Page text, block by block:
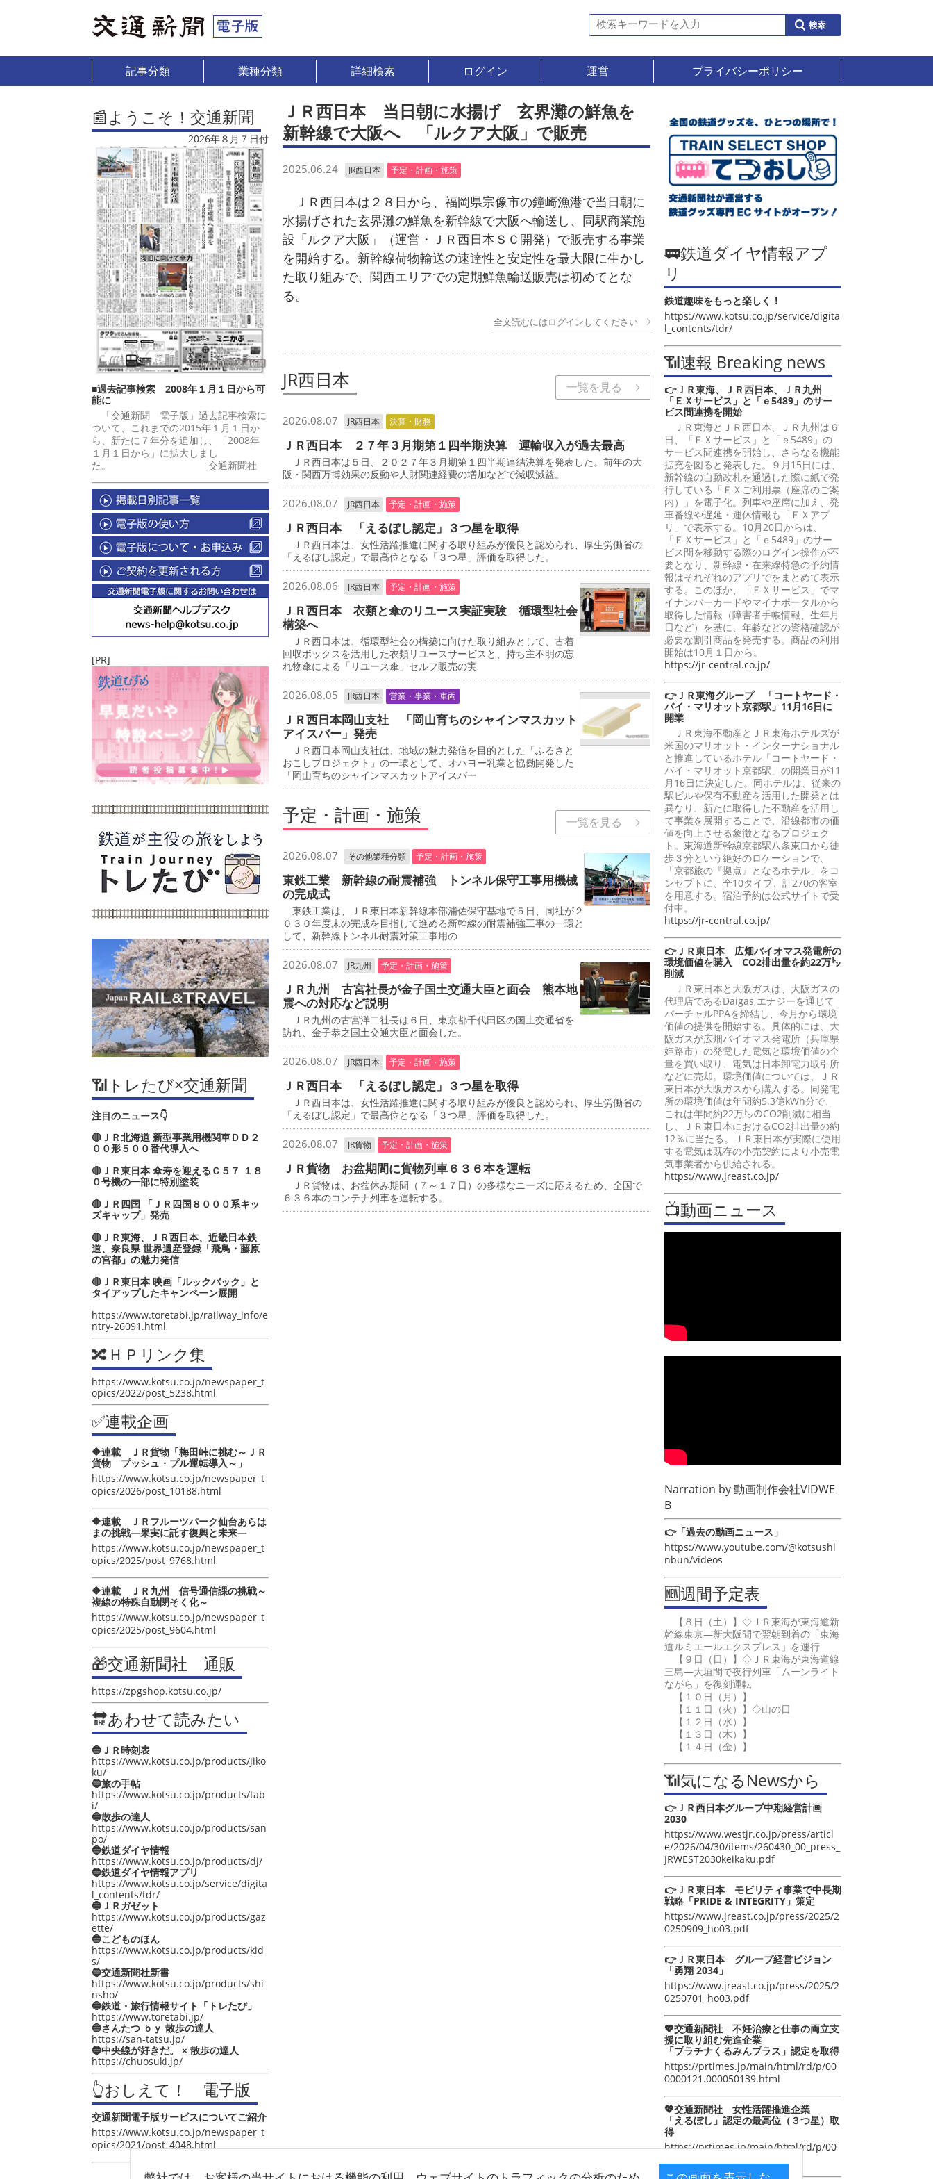
記事分類 業種分類 詳細検索 ログイン 運営 プライバシーポリシー
📰ようこそ！交通新聞
2026年８月７日付
■過去記事検索 2008年１月１日から可
能に
「交通新聞 電子版」過去記事検索に
ついて、これまでの2015年１月１日か
ら、新たに７年分を追加し、「2008年
１月１日から」に拡大しまし
た。 交通新聞社
[PR]
📶トレたび×交通新聞
注目のニュース👇
🔴ＪＲ北海道 新型事業用機関車ＤＤ２
００形５００番代導入へ
🔴ＪＲ東日本 傘寿を迎えるＣ５７ １８
０号機の一部に特別塗装
🔴ＪＲ四国 「ＪＲ四国８０００系キッ
ズキャップ」発売
🔴ＪＲ東海、ＪＲ西日本、近畿日本鉄
道、奈良県 世界遺産登録「飛鳥・藤原
の宮都」の魅力発信
🔴ＪＲ東日本 映画「ルックバック」と
タイアップしたキャンペーン展開
https://www.toretabi.jp/railway_info/e
ntry-26091.html
🔀ＨＰリンク集
https://www.kotsu.co.jp/newspaper_t
opics/2022/post_5238.html
✅連載企画
🔶連載 ＪＲ貨物「梅田峠に挑む～ＪＲ
貨物 プッシュ・プル運転導入～」
https://www.kotsu.co.jp/newspaper_t
opics/2026/post_10188.html
🔶連載 ＪＲフルーツパーク仙台あらは
まの挑戦―果実に託す復興と未来―
https://www.kotsu.co.jp/newspaper_t
opics/2025/post_9768.html
🔶連載 ＪＲ九州 信号通信課の挑戦～
複線の特殊自動閉そく化～
https://www.kotsu.co.jp/newspaper_t
opics/2025/post_9604.html
🎁交通新聞社 通販
https://zpgshop.kotsu.co.jp/
🔛あわせて読みたい
🔵ＪＲ時刻表
https://www.kotsu.co.jp/products/jiko
ku/
🔵旅の手帖
https://www.kotsu.co.jp/products/tab
i/
🔵散歩の達人
https://www.kotsu.co.jp/products/san
po/
🔵鉄道ダイヤ情報
https://www.kotsu.co.jp/products/dj/
🔵鉄道ダイヤ情報アプリ
https://www.kotsu.co.jp/service/digita
l_contents/tdr/
🔵ＪＲガゼット
https://www.kotsu.co.jp/products/gaz
ette/
🔵こどものほん
https://www.kotsu.co.jp/products/kid
s/
🔵交通新聞社新書
https://www.kotsu.co.jp/products/shi
nsho/
🔵鉄道・旅行情報サイト「トレたび」
https://www.toretabi.jp/
🔵さんたつ ｂｙ 散歩の達人
https://san-tatsu.jp/
🔵中央線が好きだ。 × 散歩の達人
https://chuosuki.jp/
👆おしえて！ 電子版
交通新聞電子版サービスについてご紹介
https://www.kotsu.co.jp/newspaper_t
opics/2021/post_4048.html
ＪＲ西日本 当日朝に水揚げ 玄界灘の鮮魚を
新幹線で大阪へ 「ルクア大阪」で販売
2025.06.24 JR西日本 予定・計画・施策
ＪＲ西日本は２８日から、福岡県宗像市の鐘崎漁港で当日朝に
水揚げされた玄界灘の鮮魚を新幹線で大阪へ輸送し、同駅商業施
設「ルクア大阪」（運営・ＪＲ西日本ＳＣ開発）で販売する事業
を開始する。新幹線荷物輸送の速達性と安定性を最大限に生かし
た取り組みで、関西エリアでの定期鮮魚輸送販売は初めてとな
る。
全文読むにはログインしてください
JR西日本 一覧を見る
2026.08.07 JR西日本 決算・財務
ＪＲ西日本 ２７年３月期第１四半期決算 運輸収入が過去最高
ＪＲ西日本は５日、２０２７年３月期第１四半期連結決算を発表した。前年の大
阪・関西万博効果の反動や人財関連経費の増加などで減収減益。
2026.08.07 JR西日本 予定・計画・施策
ＪＲ西日本 「えるぼし認定」３つ星を取得
ＪＲ西日本は、女性活躍推進に関する取り組みが優良と認められ、厚生労働省の
「えるぼし認定」で最高位となる「３つ星」評価を取得した。
2026.08.06 JR西日本 予定・計画・施策
ＪＲ西日本 衣類と傘のリユース実証実験 循環型社会
構築へ
ＪＲ西日本は、循環型社会の構築に向けた取り組みとして、古着
回収ボックスを活用した衣類リユースサービスと、持ち主不明の忘
れ物傘による「リユース傘」セルフ販売の実
2026.08.05 JR西日本 営業・事業・車両
ＪＲ西日本岡山支社 「岡山育ちのシャインマスカット
アイスバー」発売
ＪＲ西日本岡山支社は、地域の魅力発信を目的とした「ふるさと
おこしプロジェクト」の一環として、オハヨー乳業と協働開発した
「岡山育ちのシャインマスカットアイスバー
予定・計画・施策 一覧を見る
2026.08.07 その他業種分類 予定・計画・施策
東鉄工業 新幹線の耐震補強 トンネル保守工事用機械
の完成式
東鉄工業は、ＪＲ東日本新幹線本部浦佐保守基地で５日、同社が２
０３０年度末の完成を目指して進める新幹線の耐震補強工事の一環と
して、新幹線トンネル耐震対策工事用の
2026.08.07 JR九州 予定・計画・施策
ＪＲ九州 古宮社長が金子国土交通大臣と面会 熊本地
震への対応など説明
ＪＲ九州の古宮洋二社長は６日、東京都千代田区の国土交通省を
訪れ、金子恭之国土交通大臣と面会した。
2026.08.07 JR西日本 予定・計画・施策
ＪＲ西日本 「えるぼし認定」３つ星を取得
ＪＲ西日本は、女性活躍推進に関する取り組みが優良と認められ、厚生労働省の
「えるぼし認定」で最高位となる「３つ星」評価を取得した。
2026.08.07 JR貨物 予定・計画・施策
ＪＲ貨物 お盆期間に貨物列車６３６本を運転
ＪＲ貨物は、お盆休み期間（７～１７日）の多様なニーズに応えるため、全国で
６３６本のコンテナ列車を運転する。
🚃鉄道ダイヤ情報アプ
リ
鉄道趣味をもっと楽しく！
https://www.kotsu.co.jp/service/digita
l_contents/tdr/
📶速報 Breaking news
👉ＪＲ東海、ＪＲ西日本、ＪＲ九州
「ＥＸサービス」と「ｅ5489」のサー
ビス間連携を開始
ＪＲ東海とＪＲ西日本、ＪＲ九州は６
日、「ＥＸサービス」と「ｅ5489」の
サービス間連携を開始し、さらなる機能
拡充を図ると発表した。９月15日には、
新幹線の自動改札を通過した際に紙で発
行している「ＥＸご利用票（座席のご案
内）」を電子化。列車や座席に加え、発
車番線や遅延・運休情報も「ＥＸアプ
リ」で表示する。10月20日からは、
「ＥＸサービス」と「ｅ5489」のサー
ビス間を移動する際のログイン操作が不
要となり、新幹線・在来線特急の予約情
報はそれぞれのアプリでをまとめて表示
する。このほか、「ＥＸサービス」でマ
イナンバーカードやマイナポータルから
取得した情報（障害者手帳情報、生年月
日など）を基に、年齢などの資格確認が
必要な割引商品を発売する。商品の利用
開始は10月１日から。
https://jr-central.co.jp/
👉ＪＲ東海グループ 「コートヤード・
バイ・マリオット京都駅」11月16日に
開業
ＪＲ東海不動産とＪＲ東海ホテルズが
米国のマリオット・インターナショナル
と推進しているホテル「コートヤード・
バイ・マリオット京都駅」の開業日が11
月16日に決定した。同ホテルは、従来の
駅ビルや保有不動産を活用した開発とは
異なり、新たに取得した不動産を活用し
て事業を展開することで、沿線都市の価
値を向上させる象徴となるプロジェク
ト。東海道新幹線京都駅八条東口から徒
歩３分という絶好のロケーションで、
「京都旅の『拠点』となるホテル」をコ
ンセプトに、全10タイプ、計270の客室
を用意する。宿泊予約は公式サイトで受
付中。
https://jr-central.co.jp/
👉ＪＲ東日本 広畑バイオマス発電所の
環境価値を購入 CO2排出量を約22万㌧
削減
ＪＲ東日本と大阪ガスは、大阪ガスの
代理店であるDaigas エナジーを通じて
バーチャルPPAを締結し、今月から環境
価値の提供を開始する。具体的には、大
阪ガスが広畑バイオマス発電所（兵庫県
姫路市）の発電した電気と環境価値の全
量を買い取り、電気は日本卸電力取引所
などに売却。環境価値については、ＪＲ
東日本が大阪ガスから購入する。同発電
所の環境価値は年間約5.3億kWh分で、
これは年間約22万㌧のCO2削減に相当
し、ＪＲ東日本におけるCO2排出量の約
12％に当たる。ＪＲ東日本が実際に使用
する電気は既存の小売契約により小売電
気事業者から供給される。
https://www.jreast.co.jp/
📺動画ニュース
Narration by動画制作会社VIDWE
B
👉「過去の動画ニュース」
https://www.youtube.com/@kotsushi
nbun/videos
🆕週間予定表
【８日（土）】◇ＪＲ東海が東海道新
幹線東京―新大阪間で翌朝到着の「東海
道ルミエールエクスプレス」を運行
【９日（日）】◇ＪＲ東海が東海道線
三島―大垣間で夜行列車「ムーンライト
ながら」を復刻運転
【１０日（月）】
【１１日（火）】◇山の日
【１２日（水）】
【１３日（木）】
【１４日（金）】
📶気になるNewsから
👉ＪＲ西日本グループ中期経営計画
2030
https://www.westjr.co.jp/press/articl
e/2026/04/30/items/260430_00_press_
JRWEST2030keikaku.pdf
👉ＪＲ東日本 モビリティ事業で中長期
戦略「PRIDE & INTEGRITY」策定
https://www.jreast.co.jp/press/2025/2
0250909_ho03.pdf
👉ＪＲ東日本 グループ経営ビジョン
「勇翔 2034」
https://www.jreast.co.jp/press/2025/2
0250701_ho03.pdf
💖交通新聞社 不妊治療と仕事の両立支
援に取り組む先進企業
「プラチナくるみんプラス」認定を取得
https://prtimes.jp/main/html/rd/p/00
0000121.000050139.html
💖交通新聞社 女性活躍推進企業
「えるぼし」認定の最高位（３つ星）取
得
https://prtimes.jp/main/html/rd/p/00